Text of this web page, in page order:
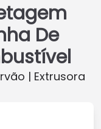
De
| Extrusora